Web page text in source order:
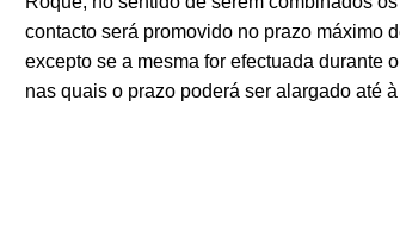
contacto será promovido no prazo máximo
excepto se a mesma for efectuada durante
nas quais o prazo poderá ser alargado até